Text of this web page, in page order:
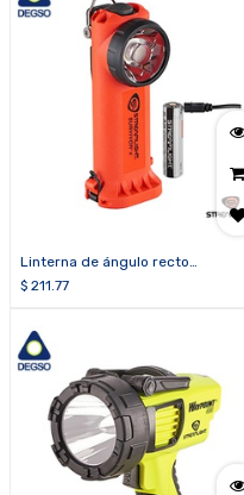
Linterna de ángulo recto
Survivor® X USB (Clase I, División
$ 211.77